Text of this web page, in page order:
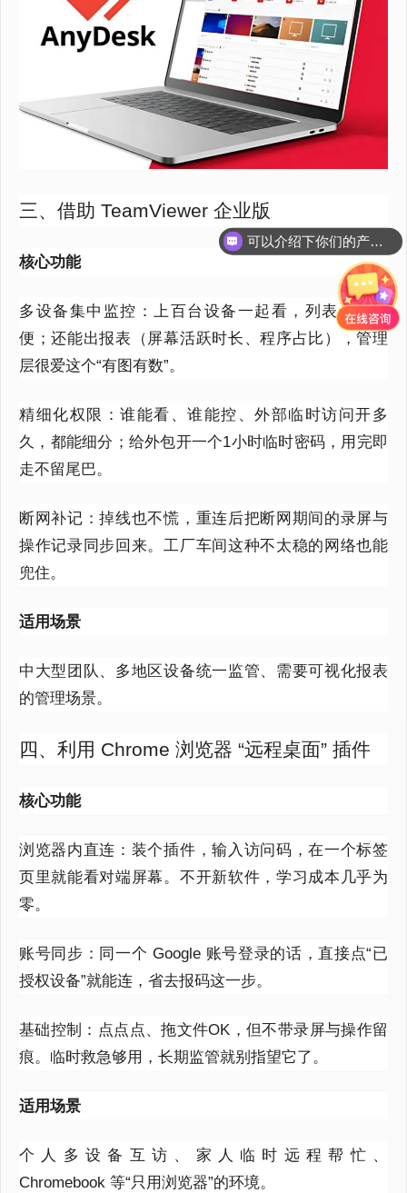
三、借助 TeamViewer 企业版
核心功能
多设备集中监控：上百台设备一起看，列表切换方
便；还能出报表（屏幕活跃时长、程序占比），管理
层很爱这个“有图有数”。
精细化权限：谁能看、谁能控、外部临时访问开多
久，都能细分；给外包开一个1小时临时密码，用完即
走不留尾巴。
断网补记：掉线也不慌，重连后把断网期间的录屏与
操作记录同步回来。工厂车间这种不太稳的网络也能
兜住。
适用场景
中大型团队、多地区设备统一监管、需要可视化报表
的管理场景。
四、利用 Chrome 浏览器 “远程桌面” 插件
核心功能
浏览器内直连：装个插件，输入访问码，在一个标签
页里就能看对端屏幕。不开新软件，学习成本几乎为
零。
账号同步：同一个 Google 账号登录的话，直接点“已
授权设备”就能连，省去报码这一步。
基础控制：点点点、拖文件OK ，但不带录屏与操作留
痕。临时救急够用，长期监管就别指望它了。
适用场景
个人多设备互访、家人临时远程帮忙、
Chromebook 等“只用浏览器”的环境。
可以介绍下你们的产品么？
你们是怎么收费的呢？